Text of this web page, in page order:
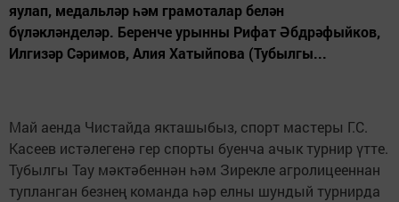
яулап, медальләр һәм грамоталар белән
бүләкләнделәр. Беренче урынны Рифат Әбдрәфыйков,
Илгизәр Сәримов, Алия Хатыйпова (Тубылгы...
Май аенда Чистайда якташыбыз, спорт мастеры Г.С.
Касеев истәлегенә гер спорты буенча ачык турнир үтте.
Тубылгы Тау мәктәбеннән һәм Зирекле агролицееннан
тупланган безнең команда һәр елны шундый турнирда